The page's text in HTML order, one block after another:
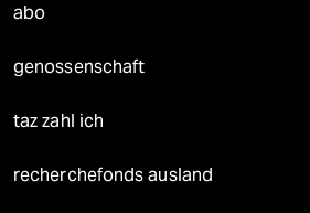
abo
genossenschaft
taz zahl ich
recherchefonds ausland